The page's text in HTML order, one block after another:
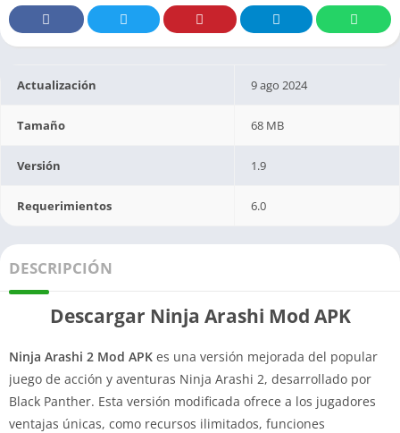
Actualización 9 ago 2024
Tamaño 68 MB
Versión 1.9
Requerimientos 6.0
DESCRIPCIÓN
Descargar Ninja Arashi Mod APK
Ninja Arashi 2 Mod APK es una versión mejorada del popular
juego de acción y aventuras Ninja Arashi 2, desarrollado por
Black Panther. Esta versión modificada ofrece a los jugadores
ventajas únicas, como recursos ilimitados, funciones